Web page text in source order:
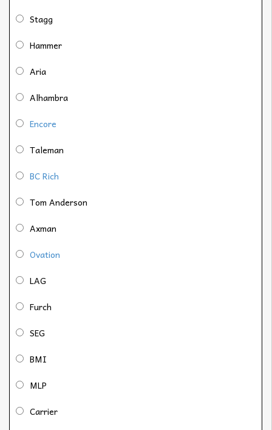
Stagg
Hammer
Aria
Alhambra
Encore
Taleman
BC Rich
Tom Anderson
Axman
Ovation
LAG
Furch
SEG
BMI
MLP
Carrier